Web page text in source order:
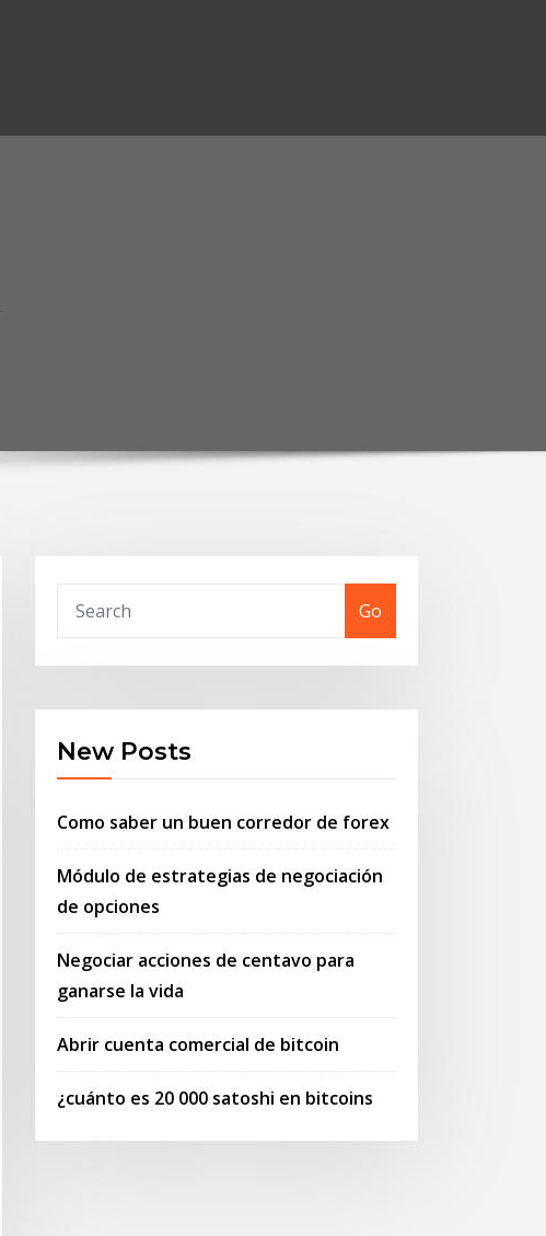
Go
New Posts
Como saber un buen corredor de forex
Módulo de estrategias de negociación
de opciones
Negociar acciones de centavo para
ganarse la vida
Abrir cuenta comercial de bitcoin
¿cuánto es 20 000 satoshi en bitcoins